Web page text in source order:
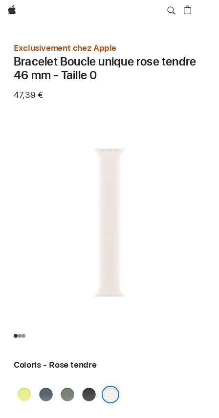
Apple
Exclusivement chez Apple
Bracelet Boucle unique rose tendre
46 mm - Taille 0
47,39 €
Coloris - Rose tendre
JauneBleu
Gris
Noir